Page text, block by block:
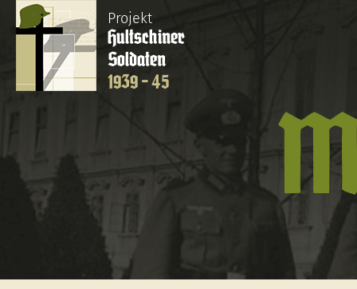
Projekt
Hultschiner
Soldaten
1939 - 45